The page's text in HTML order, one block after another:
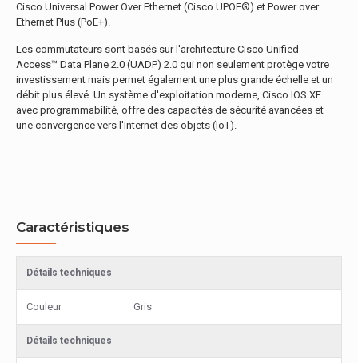
Cisco Universal Power Over Ethernet (Cisco UPOE®) et Power over
Ethernet Plus (PoE+).
Les commutateurs sont basés sur l'architecture Cisco Unified
Access™ Data Plane 2.0 (UADP) 2.0 qui non seulement protège votre
investissement mais permet également une plus grande échelle et un
débit plus élevé. Un système d'exploitation moderne, Cisco IOS XE
avec programmabilité, offre des capacités de sécurité avancées et
une convergence vers l'Internet des objets (IoT).
Caractéristiques
Détails techniques
Couleur Gris
Détails techniques